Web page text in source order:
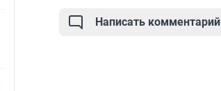
Написать комментарий